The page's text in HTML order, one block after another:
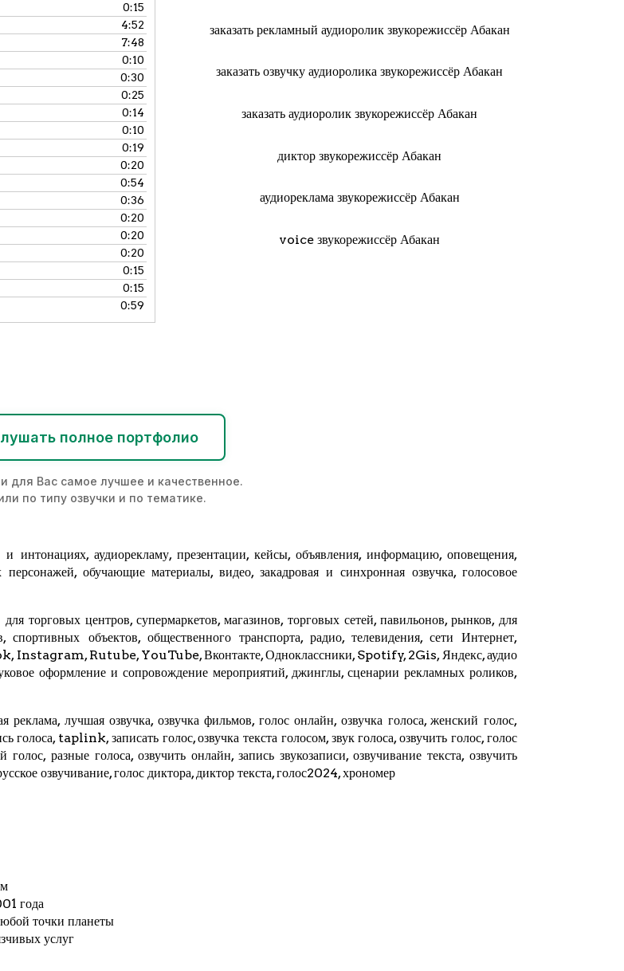
0:15
4:52
7:48
0:10
0:30
0:25
0:14
0:10
0:19
0:20
0:54
0:36
0:20
0:20
0:20
0:15
0:15
0:59
заказать рекламный аудиоролик звукорежиссёр Абакан
заказать озвучку аудиоролика звукорежиссёр Абакан
заказать аудиоролик звукорежиссёр Абакан
диктор звукорежиссёр Абакан
аудиореклама звукорежиссёр Абакан
voice звукорежиссёр Абакан
полное портфолио
для Вас самое лучшее и качественное.
по типу озвучки и по тематике.
и интонациях, аудиорекламу, презентации, кейсы, объявления, информацию, оповещения,
обучающие материалы, видео, закадровая и синхронная озвучка, голосовое
торговых центров, супермаркетов, магазинов, торговых сетей, павильонов, рынков, для
объектов, общественного транспорта, радио, телевидения, сети Интернет,
, Instagram,Rutube,YouTube,Вконтакте, Одноклассники, Spotify,2Gis,Яндекс, аудио
оформление и сопровождение мероприятий, джинглы, сценарии рекламных роликов,
реклама, лучшая озвучка, озвучка фильмов, голос онлайн, озвучка голоса, женский голос,
голоса, taplink, записать голос, озвучка текста голосом, звук голоса, озвучить голос, голос
разные голоса, озвучить онлайн, запись звукозаписи, озвучивание текста, озвучить
озвучивание, голос диктора, диктор текста, голос2024,хрономер
года
точки планеты
услуг